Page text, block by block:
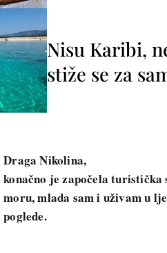
Nisu Karibi,
stiže se za
Draga Nikolina,
konačno je započela
moru, mlada sam i uživam u
poglede.